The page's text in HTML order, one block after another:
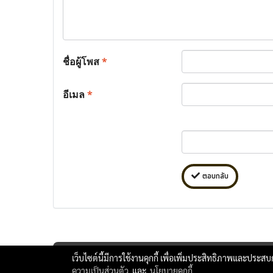
ชื่อผู้โพส*
อีเมล*
ตอบกลับ
เว็บไซต์นี้มีการใช้งานคุกกี้ เพื่อเพิ่มประสิทธิภาพและประส
ความเป็นส่วนตัว และ นโยบายคุกกี้